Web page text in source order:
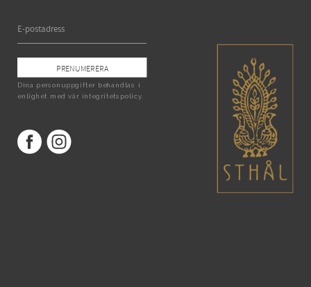
PRENUMERERA
Dina personuppgifter behandlas i
enlighet med vår integritetspolicy.